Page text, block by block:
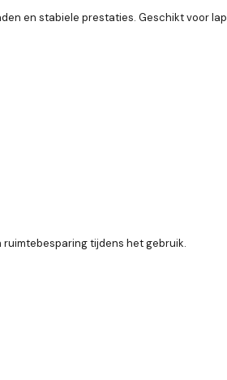
en stabiele prestaties. Geschikt voor
ruimtebesparing tijdens het gebruik.